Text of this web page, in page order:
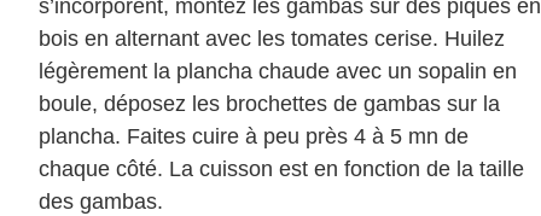
s’incorporent, montez les gambas sur des piques en
bois en alternant avec les tomates cerise. Huilez
légèrement la plancha chaude avec un sopalin en
boule, déposez les brochettes de gambas sur la
plancha. Faites cuire à peu près 4 à 5 mn de
chaque côté. La cuisson est en fonction de la taille
des gambas.